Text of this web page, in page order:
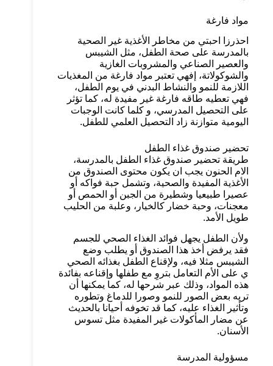
مواد فارغة
احذرزا احبتي من مخاطر الأغذية غير الصحية
بالمدرسة على صحة الطفل، مثل الشيبس
والعصير الصناعي والمشروبات الغازية
والشوكولاتة، إفهي تعتبر مواد فارغة من المغذيات
اللازمة للنمو والنشاط البدني في يوم الطفل،
فهي تعطيه طاقه فارغة غير مفيدة له، كما تؤثر
على التحصيل المدرسي، و كلما كانت الوجبات
اليومية متوازنة زاد التحصيل العلمي للطفل.
تحضير صندوق غذاء الطفل
طريقة تحضير صندوق غذاء الطفل بالمدرسة،
الام الحنون يجب ان يكون محتوى الصندوق من
الأغذية المفيدة والصحية، وتشمل حبة فواكه أو
عصيرا طبيعيا وشطيرة من الجبن أو الحمص أو
معجنات، وحبة خضار كالخيار، وعلبة من الحليب
طويل الأمد.
ولأن الطفل يجهل فوائد الغذاء الصحي للجسم
فقد يرفض أخذ هذا الصندوق أو يطلب وضع
الشيبس مثلا فيه، ولإقناع الطفل بغذائه الصحي
ي على الأم التعامل بتروِ مع طفلها وإقناعه بفائدة
هذه المواد، وذلك عبر شرحها له، كما يمكنها أن
تريه بعض الصور للنمو وصورا للدماغ وتطوره
وتأثير الغذاء عليه، كما قد تخوفه أحيانا بالحديث
عن مضار المأكولات غير المفيدة مثل تسوس
الأسنان.
مسؤولية المدرسة